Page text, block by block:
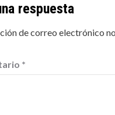
respuesta
de correo electrónico
*